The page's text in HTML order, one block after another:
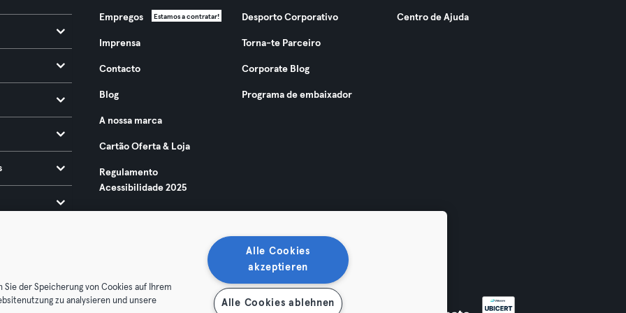
Empregos Estamos a contratar!
Imprensa
Contacto
Blog
A nossa marca
Cartão Oferta & Loja
Regulamento
Acessibilidade 2025
Desporto Corporativo
Torna-te Parceiro
Corporate Blog
Programa de embaixador
Centro de Ajuda
Rescindir contratos aqui
der Speicherung von Cookies auf Ihrem
zu analysieren und unsere
Alle Cookies
akzeptieren
Alle Cookies ablehnen